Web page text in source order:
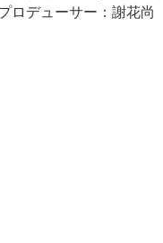
デューサー：謝花尚